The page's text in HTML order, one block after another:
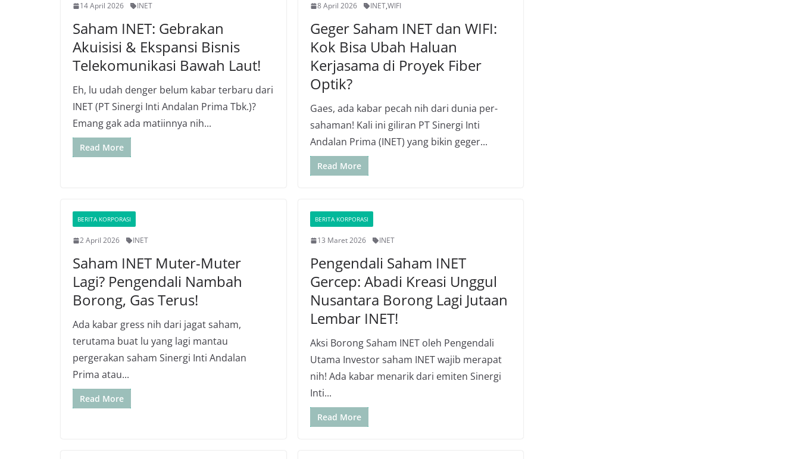
14 April 2026 INET
Saham INET: Gebrakan
Akuisisi & Ekspansi Bisnis
Telekomunikasi Bawah Laut!
Eh, lu udah denger belum kabar terbaru dari
INET (PT Sinergi Inti Andalan Prima Tbk.)?
Emang gak ada matiinnya nih...
Read More
8 April 2026 INET,WIFI
Geger Saham INET dan WIFI:
Kok Bisa Ubah Haluan
Kerjasama di Proyek Fiber
Optik?
Gaes, ada kabar pecah nih dari dunia per-
sahaman! Kali ini giliran PT Sinergi Inti
Andalan Prima (INET) yang bikin geger...
Read More
BERITA KORPORASI
2 April 2026 INET
Saham INET Muter-Muter
Lagi? Pengendali Nambah
Borong, Gas Terus!
Ada kabar gress nih dari jagat saham,
terutama buat lu yang lagi mantau
pergerakan saham Sinergi Inti Andalan
Prima atau...
Read More
BERITA KORPORASI
13 Maret 2026 INET
Pengendali Saham INET
Gercep: Abadi Kreasi Unggul
Nusantara Borong Lagi Jutaan
Lembar INET!
Aksi Borong Saham INET oleh Pengendali
Utama Investor saham INET wajib merapat
nih! Ada kabar menarik dari emiten Sinergi
Inti...
Read More